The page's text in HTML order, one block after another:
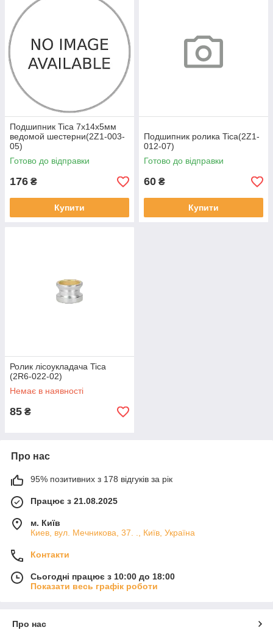
Подшипник Tica 7x14x5мм
ведомой шестерни(2Z1-003-
05)
Готово до відправки
176 ₴
Купити
Подшипник ролика Tica(2Z1-
012-07)
Готово до відправки
60 ₴
Купити
Ролик лісоукладача Tica
(2R6-022-02)
Немає в наявності
85 ₴
Про нас
95% позитивних з 178 відгуків за рік
Працює з 21.08.2025
м. Київ
Киев, вул. Мечникова, 37. ., Київ, Україна
Контакти
Сьогодні працює з 10:00 до 18:00
Показати весь графік роботи
Про нас